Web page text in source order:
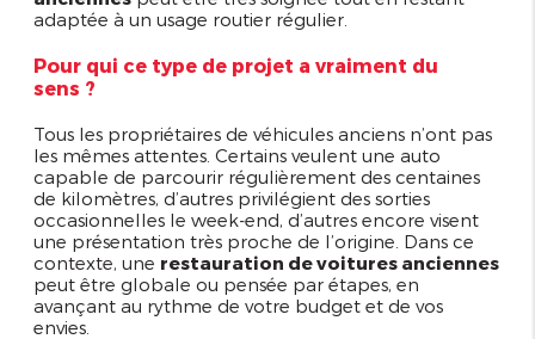
adaptée à un usage routier régulier.
Pour qui ce type de projet a vraiment du
sens ?
Tous les propriétaires de véhicules anciens n’ont pas
les mêmes attentes. Certains veulent une auto
capable de parcourir régulièrement des centaines
de kilomètres, d’autres privilégient des sorties
occasionnelles le week-end, d’autres encore visent
une présentation très proche de l’origine. Dans ce
contexte, une restauration de voitures anciennes
peut être globale ou pensée par étapes, en
avançant au rythme de votre budget et de vos
envies.